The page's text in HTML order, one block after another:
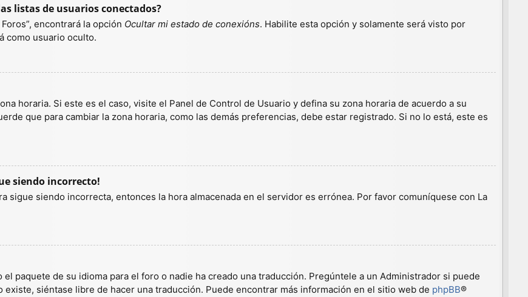
listas de usuarios conectados?
encontrará la opción Ocultar mi estado de conexións. Habilite esta opción y solamente será visto por
como usuario oculto.
horaria. Si este es el caso, visite el Panel de Control de Usuario y defina su zona horaria de acuerdo a su
que para cambiar la zona horaria, como las demás preferencias, debe estar registrado. Si no lo está, este es
siendo incorrecto!
sigue siendo incorrecta, entonces la hora almacenada en el servidor es errónea. Por favor comuníquese con La
paquete de su idioma para el foro o nadie ha creado una traducción. Pregúntele a un Administrador si puede
siéntase libre de hacer una traducción. Puede encontrar más información en el sitio web de phpBB®